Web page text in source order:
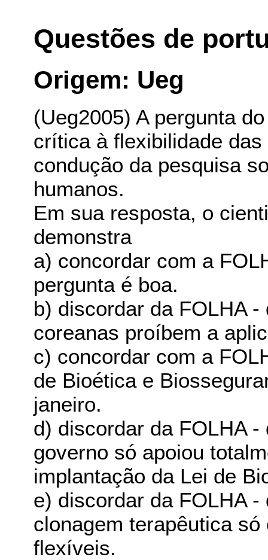
Questões de
Origem: Ueg
(Ueg2005) A pergunta
crítica à flexibilidade
condução da pesquisa
humanos.
Em sua resposta, o
demonstra
a) concordar com a
pergunta é boa.
b) discordar da FOLHA
coreanas proíbem a
c) concordar com a
de Bioética e
janeiro.
d) discordar da FOLHA
governo só apoiou
implantação da Lei de
e) discordar da FOLHA
clonagem terapêutica
flexíveis.